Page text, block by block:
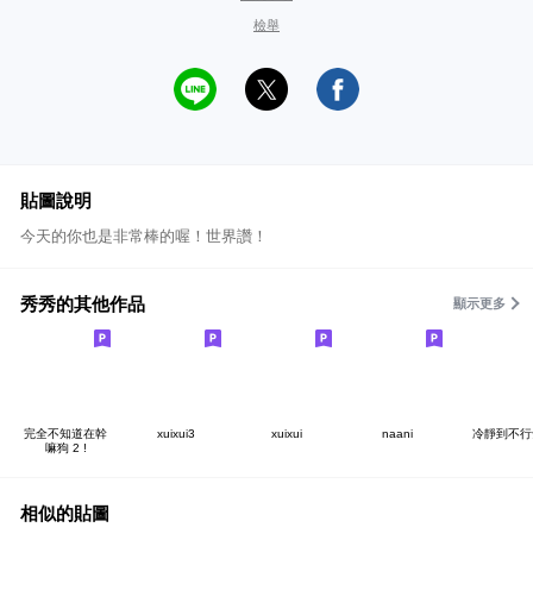
檢舉
貼圖說明
今天的你也是非常棒的喔！世界讚！
秀秀的其他作品 顯示更多
完全不知道在幹
嘛狗 2 !
xuixui3 xuixui naani 冷靜到不
相似的貼圖